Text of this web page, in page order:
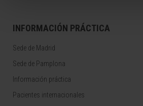
INFORMACIÓN PRÁCTICA
Sede de Madrid
Sede de Pamplona
Información práctica
Pacientes internacionales